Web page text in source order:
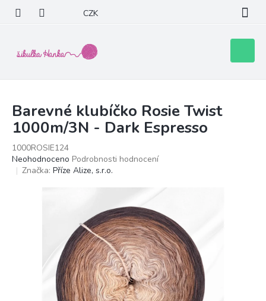
obsah
CZK
košík
Barevné klubíčko Rosie Twist
1000m/3N - Dark Espresso
1000ROSIE124
Průměrné
hodnocení
Neohodnoceno Podrobnosti hodnocení
Značka: Příze Alize, s.r.o.